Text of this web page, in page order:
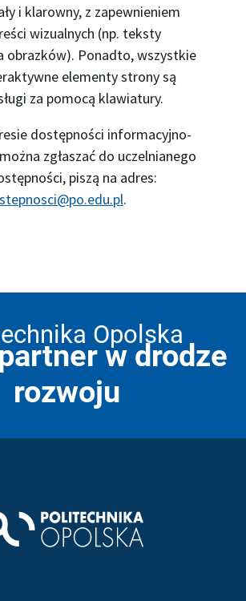
i klarowny, z zapewnieniem
wizualnych (np. teksty
obrazków). Ponadto, wszystkie
elementy strony są
za pomocą klawiatury.
dostępności informacyjno-
zgłaszać do uczelnianego
piszą na adres:
.
Opolska
w drodze
rozwoju